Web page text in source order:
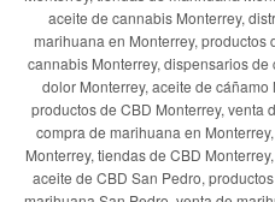
aceite de cannabis Monterrey,
marihuana en Monterrey, productos
cannabis Monterrey, dispensarios
dolor Monterrey, aceite de
productos de CBD Monterrey, venta
compra de marihuana en
Monterrey, tiendas de CBD
aceite de CBD San Pedro,